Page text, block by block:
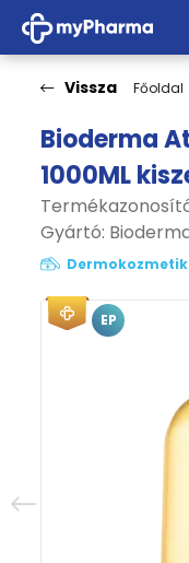
Vissza Főoldal
Bioderma
1000ML
Gyártó:
EP